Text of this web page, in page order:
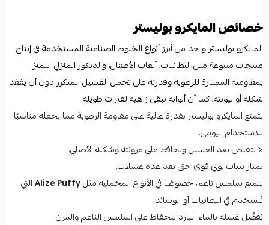
خصائص المايكرو بوليستر
المايكرو بوليستر واحد من أبرز أنواع الخيوط الصناعية المستخدمة في إنتاج
منتجات متنوعة مثل البطانيات، ألعاب الأطفال، والديكور المنزلي. يتميز
بمقاومته الممتازة للرطوبة وقدرته على تحمل الغسيل المتكرر دون أن يفقد
شكله أو ليونته، كما أن ألوانه تبقى زاهية لفترات طويلة.
يتمتع المايكرو بوليستر بقدرة عالية على مقاومة الرطوبة مما يجعله مناسبًا
للاستخدام اليومي.
لا يتقلص بعد الغسيل ويحافظ على مرونته وشكله الأصلي.
يمتاز بثبات لوني قوي حتى بعد عدة غسلات.
يتمتع بملمس ناعم، خصوصًا في الأنواع المخملية مثلAlize Puffyالتي
تُستخدم في البطانيات أو الوسائد.
يُفضّل غسله بالماء البارد للحفاظ على الملمس الناعم والمرن.